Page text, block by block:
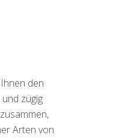
den
zügig
Arten von